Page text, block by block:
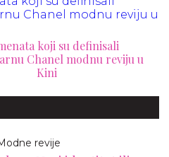
koji su definisali
Chanel modnu reviju u
Kini
revije